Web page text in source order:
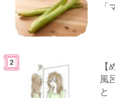
「
風
と